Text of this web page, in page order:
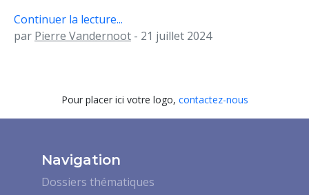
Continuer la lecture...
par Pierre Vandernoot - 21 juillet 2024
Pour placer ici votre logo, contactez-nous
Navigation
Dossiers thématiques